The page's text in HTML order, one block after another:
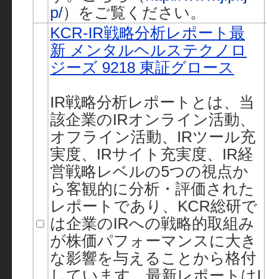
p/）をご覧ください。
KCR-IR戦略分析レポート最
新 メンタルヘルステクノロ
ジーズ 9218 東証グロース
IR戦略分析レポートとは、当
該企業のIRオンライン活動、
オフライン活動、IRツール充
実度、IRサイト充実度、IR経
営戦略レベルの5つの視点か
ら客観的に分析・評価された
レポートであり、KCR総研で
は企業のIRへの戦略的取組み
が株価パフォーマンスに大き
な影響を与えることから格付
しています。最新レポートはI